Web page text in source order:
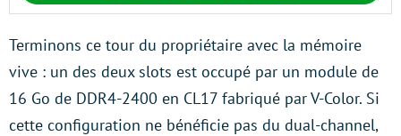
Terminons ce tour du propriétaire avec la mémoire
vive : un des deux slots est occupé par un module de
16 Go de DDR4-2400 en CL17 fabriqué par V-Color. Si
cette configuration ne bénéficie pas du dual-channel,